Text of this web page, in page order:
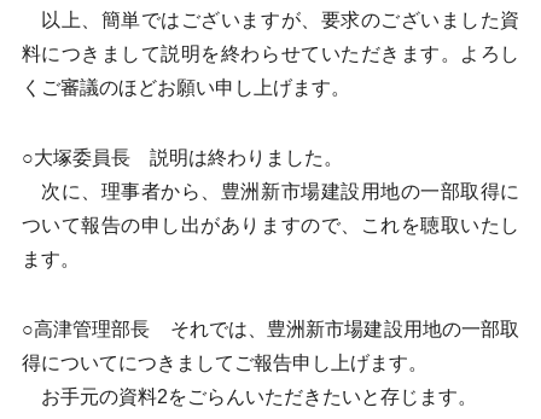
以上、簡単ではございますが、要求のございました資
料につきまして説明を終わらせていただきます。よろし
くご審議のほどお願い申し上げます。
○大塚委員長 説明は終わりました。
次に、理事者から、豊洲新市場建設用地の一部取得に
ついて報告の申し出がありますので、これを聴取いたし
ます。
○高津管理部長 それでは、豊洲新市場建設用地の一部取
得についてにつきましてご報告申し上げます。
お手元の資料2をごらんいただきたいと存じます。